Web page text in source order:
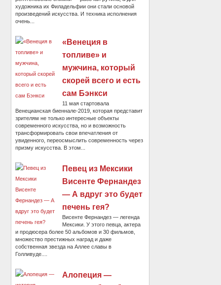
художника их Филадельфии они стали основой
произведений искусства. И техника исполнения
очень...
«Венеция в
топливе» и
мужчина, который
скорей всего и есть
сам Бэнкси
11 мая стартовала
Венецианская биеннале-2019, которая представит
зрителям не только интересные объекты
современного искусства, но и возможность
трансформировать свои впечатления от
увиденного, переосмыслить современность через
призму искусства. В этом...
Певец из Мексики
Висенте Фернандез
— А вдруг это будет
печень гея?
Висенте Фернандез — легенда
Мексики. У этого певца, актера
и продюсера более 50 альбомов и 30 фильмов,
множество престижных наград и даже
собственная звезда на Аллее славы в
Голливуде....
Алопеция —